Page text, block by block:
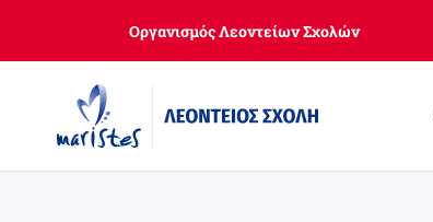
main
Οργανισμός Λεοντείων Σχολών